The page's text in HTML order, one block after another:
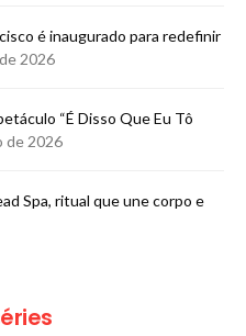
é inaugurado para redefinir
2026
“É Disso Que Eu Tô
de 2026
Spa, ritual que une corpo e